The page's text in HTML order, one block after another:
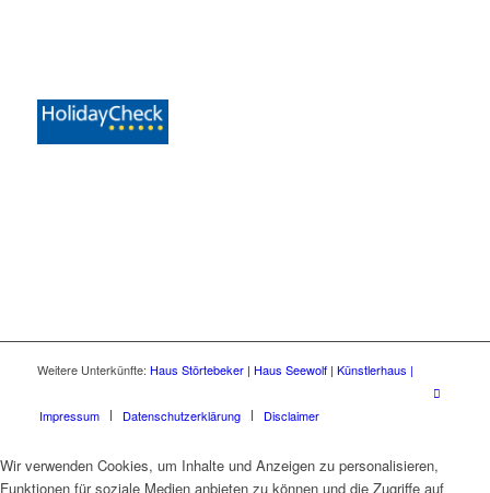
Weitere Unterkünfte: Haus Störtebeker | Haus Seewolf | Künstlerhaus |
Impressum Datenschutzerklärung Disclaimer
Wir verwenden Cookies, um Inhalte und Anzeigen zu personalisieren,
Funktionen für soziale Medien anbieten zu können und die Zugriffe auf